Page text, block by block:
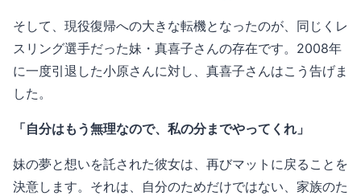
そして、現役復帰への大きな転機となったのが、同じくレ
スリング選手だった妹・真喜子さんの存在です。2008年
に一度引退した小原さんに対し、真喜子さんはこう告げま
した。
「自分はもう無理なので、私の分までやってくれ」
妹の夢と想いを託された彼女は、再びマットに戻ることを
決意します。それは、自分のためだけではない、家族のた